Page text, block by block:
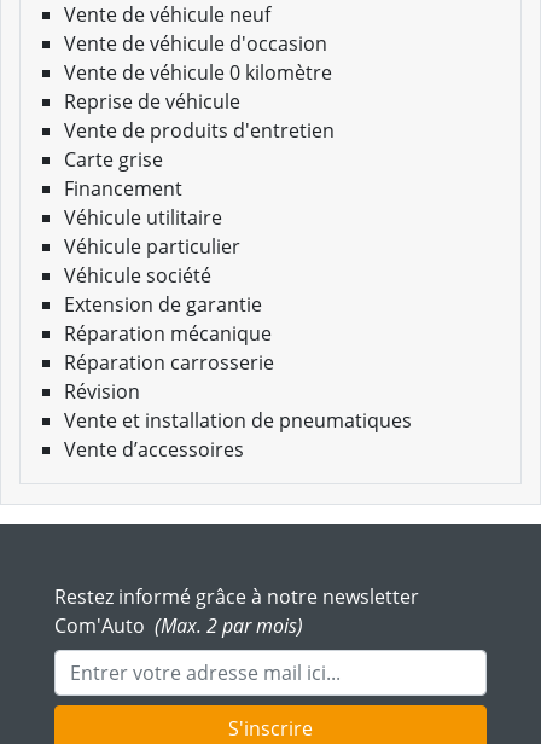
Vente de véhicule neuf
Vente de véhicule d'occasion
Vente de véhicule 0 kilomètre
Reprise de véhicule
Vente de produits d'entretien
Carte grise
Financement
Véhicule utilitaire
Véhicule particulier
Véhicule société
Extension de garantie
Réparation mécanique
Réparation carrosserie
Révision
Vente et installation de pneumatiques
Vente d’accessoires
Restez informé grâce à notre newsletter
Com'Auto (Max. 2 par mois)
Adresse mail
S'inscrire